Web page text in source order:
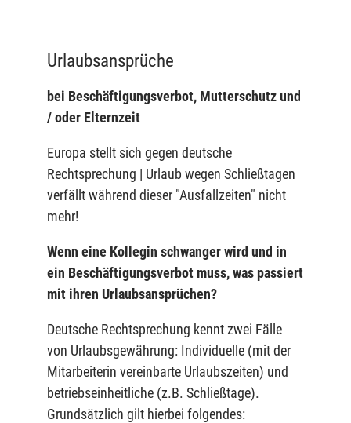
Urlaubsansprüche
bei Beschäftigungsverbot, Mutterschutz und
/ oder Elternzeit
Europa stellt sich gegen deutsche
Rechtsprechung | Urlaub wegen Schließtagen
verfällt während dieser "Ausfallzeiten" nicht
mehr!
Wenn eine Kollegin schwanger wird und in
ein Beschäftigungsverbot muss, was passiert
mit ihren Urlaubsansprüchen?
Deutsche Rechtsprechung kennt zwei Fälle
von Urlaubsgewährung: Individuelle (mit der
Mitarbeiterin vereinbarte Urlaubszeiten) und
betriebseinheitliche (z.B. Schließtage).
Grundsätzlich gilt hierbei folgendes: